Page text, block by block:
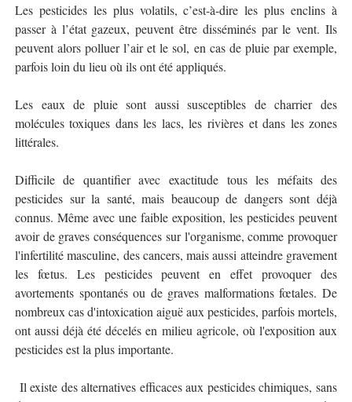
Les pesticides les plus volatils, c’est-à-dire les plus enclins à
passer à l’état gazeux, peuvent être disséminés par le vent. Ils
peuvent alors polluer l’air et le sol, en cas de pluie par exemple,
parfois loin du lieu où ils ont été appliqués.
Les eaux de pluie sont aussi susceptibles de charrier des
molécules toxiques dans les lacs, les rivières et dans les zones
littérales.
Difficile de quantifier avec exactitude tous les méfaits des
pesticides sur la santé, mais beaucoup de dangers sont déjà
connus. Même avec une faible exposition, les pesticides peuvent
avoir de graves conséquences sur l'organisme, comme provoquer
l'infertilité masculine, des cancers, mais aussi atteindre gravement
les fœtus. Les pesticides peuvent en effet provoquer des
avortements spontanés ou de graves malformations fœtales. De
nombreux cas d'intoxication aiguë aux pesticides, parfois mortels,
ont aussi déjà été décelés en milieu agricole, où l'exposition aux
pesticides est la plus importante.
Il existe des alternatives efficaces aux pesticides chimiques, sans